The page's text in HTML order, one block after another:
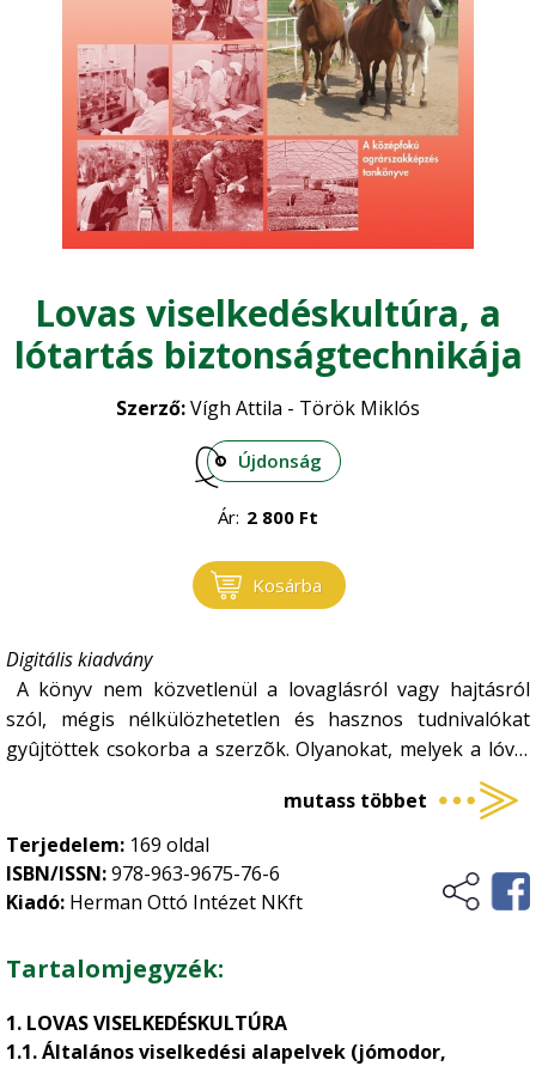
Kertészet - zöldség, gyümölcs
Mezőgazdasági gépesítés
Mezőgazdasági technológia
Szántóföldi növények
• Gyógynövények
Növényvédelem
Szakmák
Szőlészet - Borászat
Lovas viselkedéskultúra, a
lótartás biztonságtechnikája
Szerző:Vígh Attila - Török Miklós
Újdonság
Ár: 2 800 Ft
Kosárba
Digitális kiadvány
A könyv nem közvetlenül a lovaglásról vagy hajtásról
szól, mégis nélkülözhetetlen és hasznos tudnivalókat
gyûjtöttek csokorba a szerzõk. Olyanokat, melyek a lóval
történõ foglalatoskodás közben hozzájárulnak úgy a
lovasember, mint a ló biztonságához, egészségéhez és jó
közérzetéhez, derûs hangulatához, valamint a környezet
védelméhez.
mutass többet
Terjedelem: 169 oldal
ISBN/ISSN:978-963-9675-76-6
Kiadó: Herman Ottó Intézet NKft
Tartalomjegyzék:
1. LOVAS VISELKEDÉSKULTÚRA
1.1. Általános viselkedési alapelvek (jómodor,